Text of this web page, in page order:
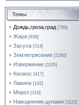
Темы
Дождь,гроза,град [799]
Жара [639]
Засуха [214]
Землетрясение [2260]
Извержение [1105]
Космос [417]
Лавина [142]
Мороз [316]
Наводнение,цунами [1122]